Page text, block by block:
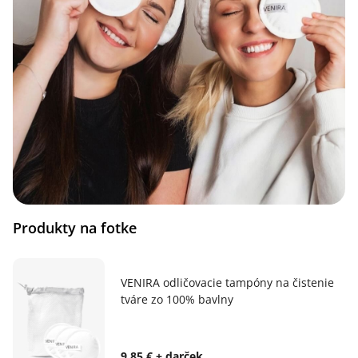
Produkty na fotke
VENIRA odličovacie tampóny na čistenie
tváre zo 100% bavlny